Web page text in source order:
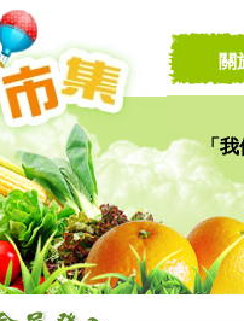
「我
讓
關